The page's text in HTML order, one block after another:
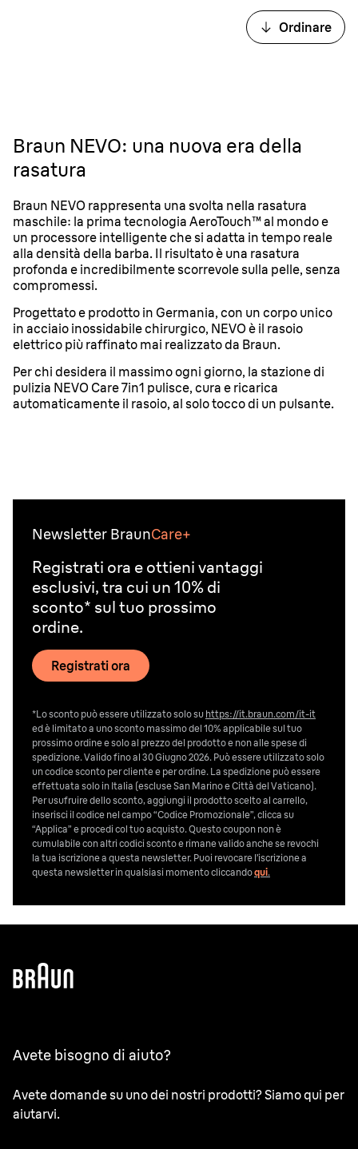
Ordinare
Braun NEVO: una nuova era della
rasatura
Braun NEVO rappresenta una svolta nella rasatura
maschile: la prima tecnologia AeroTouch™ al mondo e
un processore intelligente che si adatta in tempo reale
alla densità della barba. Il risultato è una rasatura
profonda e incredibilmente scorrevole sulla pelle, senza
compromessi.
Progettato e prodotto in Germania, con un corpo unico
in acciaio inossidabile chirurgico, NEVO è il rasoio
elettrico più raffinato mai realizzato da Braun.
Per chi desidera il massimo ogni giorno, la stazione di
pulizia NEVO Care 7in1 pulisce, cura e ricarica
automaticamente il rasoio, al solo tocco di un pulsante.
Newsletter BraunCare+
Registrati ora e ottieni vantaggi
esclusivi, tra cui un 10% di
sconto* sul tuo prossimo
ordine.
Registrati ora
*Lo sconto può essere utilizzato solo su https://it.braun.com/it-it
ed è limitato a uno sconto massimo del 10% applicabile sul tuo
prossimo ordine e solo al prezzo del prodotto e non alle spese di
spedizione. Valido fino al 30 Giugno 2026. Può essere utilizzato solo
un codice sconto per cliente e per ordine. La spedizione può essere
effettuata solo in Italia (escluse San Marino e Città del Vaticano).
Per usufruire dello sconto, aggiungi il prodotto scelto al carrello,
inserisci il codice nel campo “Codice Promozionale”, clicca su
“Applica” e procedi col tuo acquisto. Questo coupon non è
cumulabile con altri codici sconto e rimane valido anche se revochi
la tua iscrizione a questa newsletter. Puoi revocare l’iscrizione a
questa newsletter in qualsiasi momento cliccandoqui.
Avete bisogno di aiuto?
Avete domande su uno dei nostri prodotti? Siamo qui per
aiutarvi.